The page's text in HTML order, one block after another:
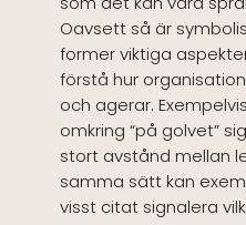
Oavsett så är
former viktiga
förstå hur
och agerar.
omkring “på golvet”
stort avstånd mellan
samma sätt kan
visst citat signalera